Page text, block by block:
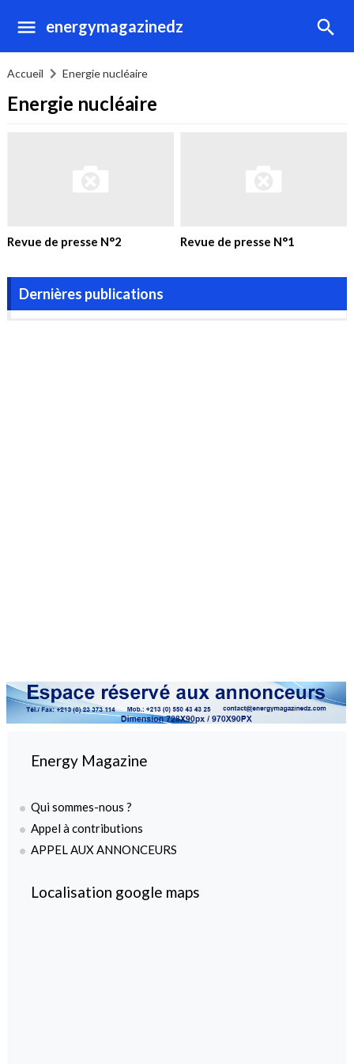
energymagazinedz
Accueil Energie nucléaire
Energie nucléaire
Revue de presse N°2 Revue de presse N°1
Dernières publications
Energy Magazine
Qui sommes-nous ?
Appel à contributions
APPEL AUX ANNONCEURS
Localisation google maps